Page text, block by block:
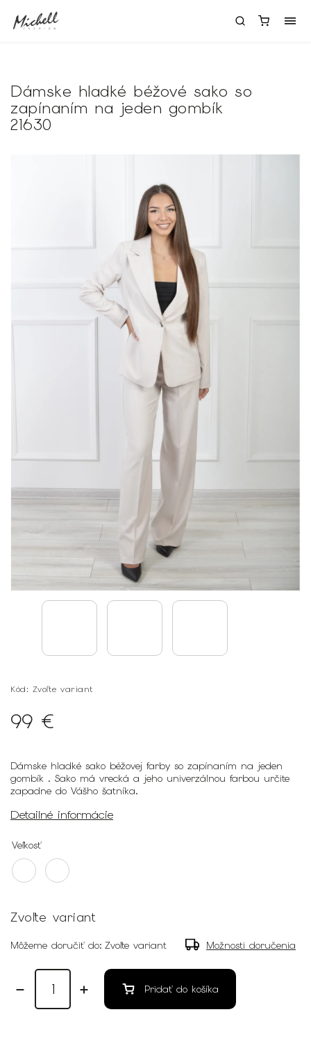
Dámske hladké béžové sako so
zapínaním na jeden gombík
21630
Kód: Zvoľte variant
99 €
Dámske hladké sako béžovej farby so zapínaním na jeden
gombík . Sako má vrecká a jeho univerzálnou farbou určite
zapadne do Vášho šatníka.
Detailné informácie
Veľkosť
Zvoľte variant
Môžeme doručiť do: Zvoľte variant Možnosti doručenia
Pridať do košíka